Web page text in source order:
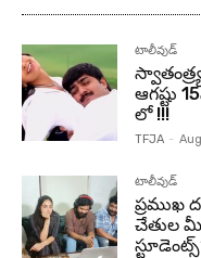
టాలీవుడ్
ఆగష్టు
లో !!!
TFJA -
టాలీవుడ్
ప్రముఖ
చేతుల